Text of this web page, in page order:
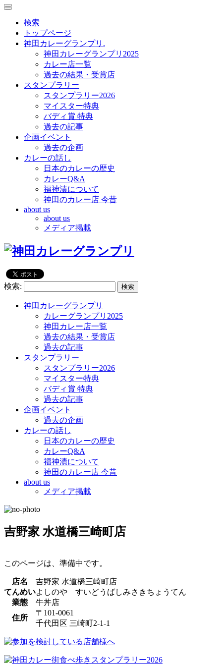
toggle
toggle
navigation
検索
トップページ
神田カレーグランプリ.
神田カレーグランプリ2025
カレー店一覧
過去の結果・受賞店
スタンプラリー
スタンプラリー2026
マイスター特典
バディ賞 特典
過去の記事
企画イベント
過去の企画
カレーの話し
日本のカレーの歴史
カレーQ&A
福神漬について
神田のカレー店 今昔
about us
about us
メディア掲載
検索:
神田カレーグランプリ
カレーグランプリ2025
神田カレー店一覧
過去の結果・受賞店
過去の記事
スタンプラリー
スタンプラリー2026
マイスター特典
バディ賞 特典
過去の記事
企画イベント
過去の企画
カレーの話し
日本のカレーの歴史
カレーQ&A
福神漬について
神田のカレー店 今昔
about us
メディア掲載
吉野家 水道橋三崎町店
このページは、準備中です。
店名
吉野家 水道橋三崎町店
てんめいよしのや すいどうばしみさきちょうてん
業態
牛丼店
住所
〒101-0061
千代田区 三崎町2-1-1